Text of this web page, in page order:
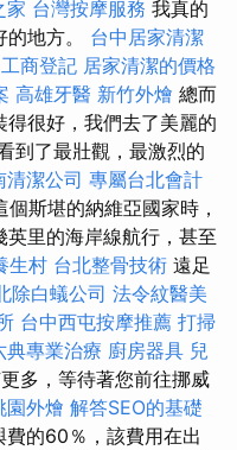
家 台灣按摩服務 我真的
地方。 台中居家清潔
工商登記 居家清潔的價格
高雄牙醫 新竹外燴 總而
很好，我們去了美麗的
到了最壯觀，最激烈的
清潔公司 專屬台北會計
個斯堪的納維亞國家時，
里的海岸線航行，甚至
生村 台北整骨技術 遠足
除白蟻公司 法令紋醫美
台中西屯按摩推薦 打掃
典專業治療 廚房器具 兒
多，等待著您前往挪威
園外燴 解答SEO的基礎
費的60％，該費用在出